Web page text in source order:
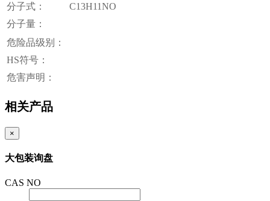
分子式：
C13H11NO
分子量：
危险品级别：
HS符号：
危害声明：
相关产品
×
大包装询盘
CAS NO